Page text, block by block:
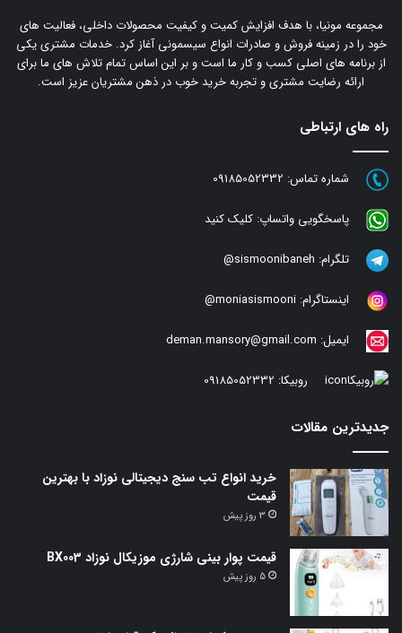
مجموعه مونیا، با هدف افزایش کمیت و کیفیت محصولات داخلی، فعالیت های
خود را در زمینه فروش و صادرات انواع سیسمونی آغاز کرد. خدمات مشتری یکی
از برنامه های اصلی کسب و کار ما است و بر این اساس تمام تلاش های ما برای
ارائه رضایت مشتری و تجربه خرید خوب در ذهن مشتریان عزیز است.
راه های ارتباطی
شماره تماس: 09185052332
پاسخگویی واتساپ: کلیک کنید
تلگرام: sismoonibaneh@
اینستاگرام: moniasismooni@
ایمیل: deman.mansory@gmail.com
روبیکا: 09185052332
جدیدترین مقالات
خرید انواع تب سنج دیجیتالی نوزاد با بهترین
قیمت
3 روز پیش
قیمت پوار بینی شارژی موزیکال نوزاد BX003
5 روز پیش